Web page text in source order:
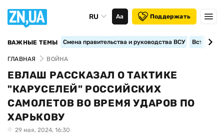
RU Аа Поддержать
ВАЖНЫЕ ТЕМЫ Смена правительства и руководства ВСУ
ГЛАВНАЯ ВОЙНА
ЕВЛАШ РАССКАЗАЛ О ТАКТИКЕ
"КАРУСЕЛЕЙ" РОССИЙСКИХ
САМОЛЕТОВ ВО ВРЕМЯ УДАРОВ ПО
ХАРЬКОВУ
29 мая, 2024, 16:30